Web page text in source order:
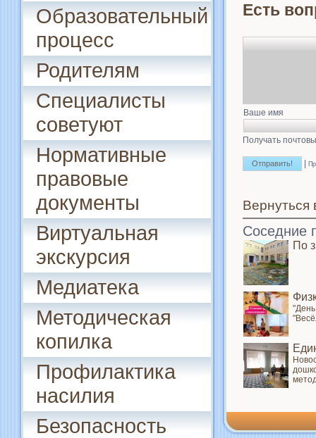
Образовательный
процесс
Родителям
Специалисты
советуют
Нормативные
правовые
документы
Виртуальная
экскурсия
Медиатека
Методическая
копилка
Профилактика
насилия
Безопасность
Есть
Ваше имя
Получать
Вернуться
Соседние
По